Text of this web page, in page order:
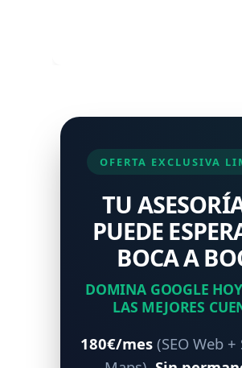
OFERTA EXCLUSIVA
TU
PUEDE
BOCA A
DOMINA GOOGLE
LAS MEJORES
180€/mes(SEO Web +